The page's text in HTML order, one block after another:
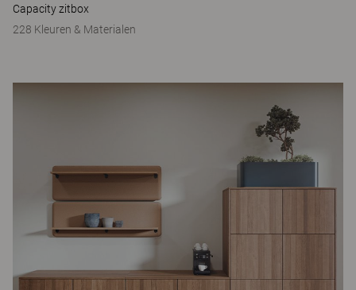
Capacity zitbox
228 Kleuren & Materialen